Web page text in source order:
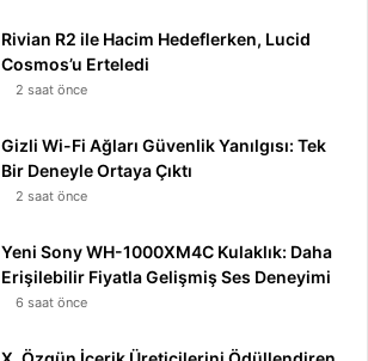
Rivian R2 ile Hacim Hedeflerken, Lucid
Cosmos’u Erteledi
2 saat önce
Gizli Wi-Fi Ağları Güvenlik Yanılgısı: Tek
Bir Deneyle Ortaya Çıktı
2 saat önce
Yeni Sony WH-1000XM4C Kulaklık: Daha
Erişilebilir Fiyatla Gelişmiş Ses Deneyimi
6 saat önce